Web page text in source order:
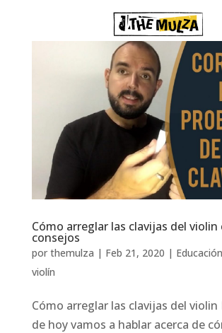
Cómo arreglar las clavijas del violin
consejos
por themulza | Feb 21, 2020 | Educación
violín
Cómo arreglar las clavijas del violin
de hoy vamos a hablar acerca de